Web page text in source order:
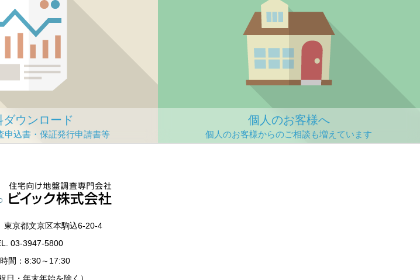
ダウンロード 個人のお客様へ
京都文京区本駒込6-20-4
03-3947-5800
間：8:30～17:30